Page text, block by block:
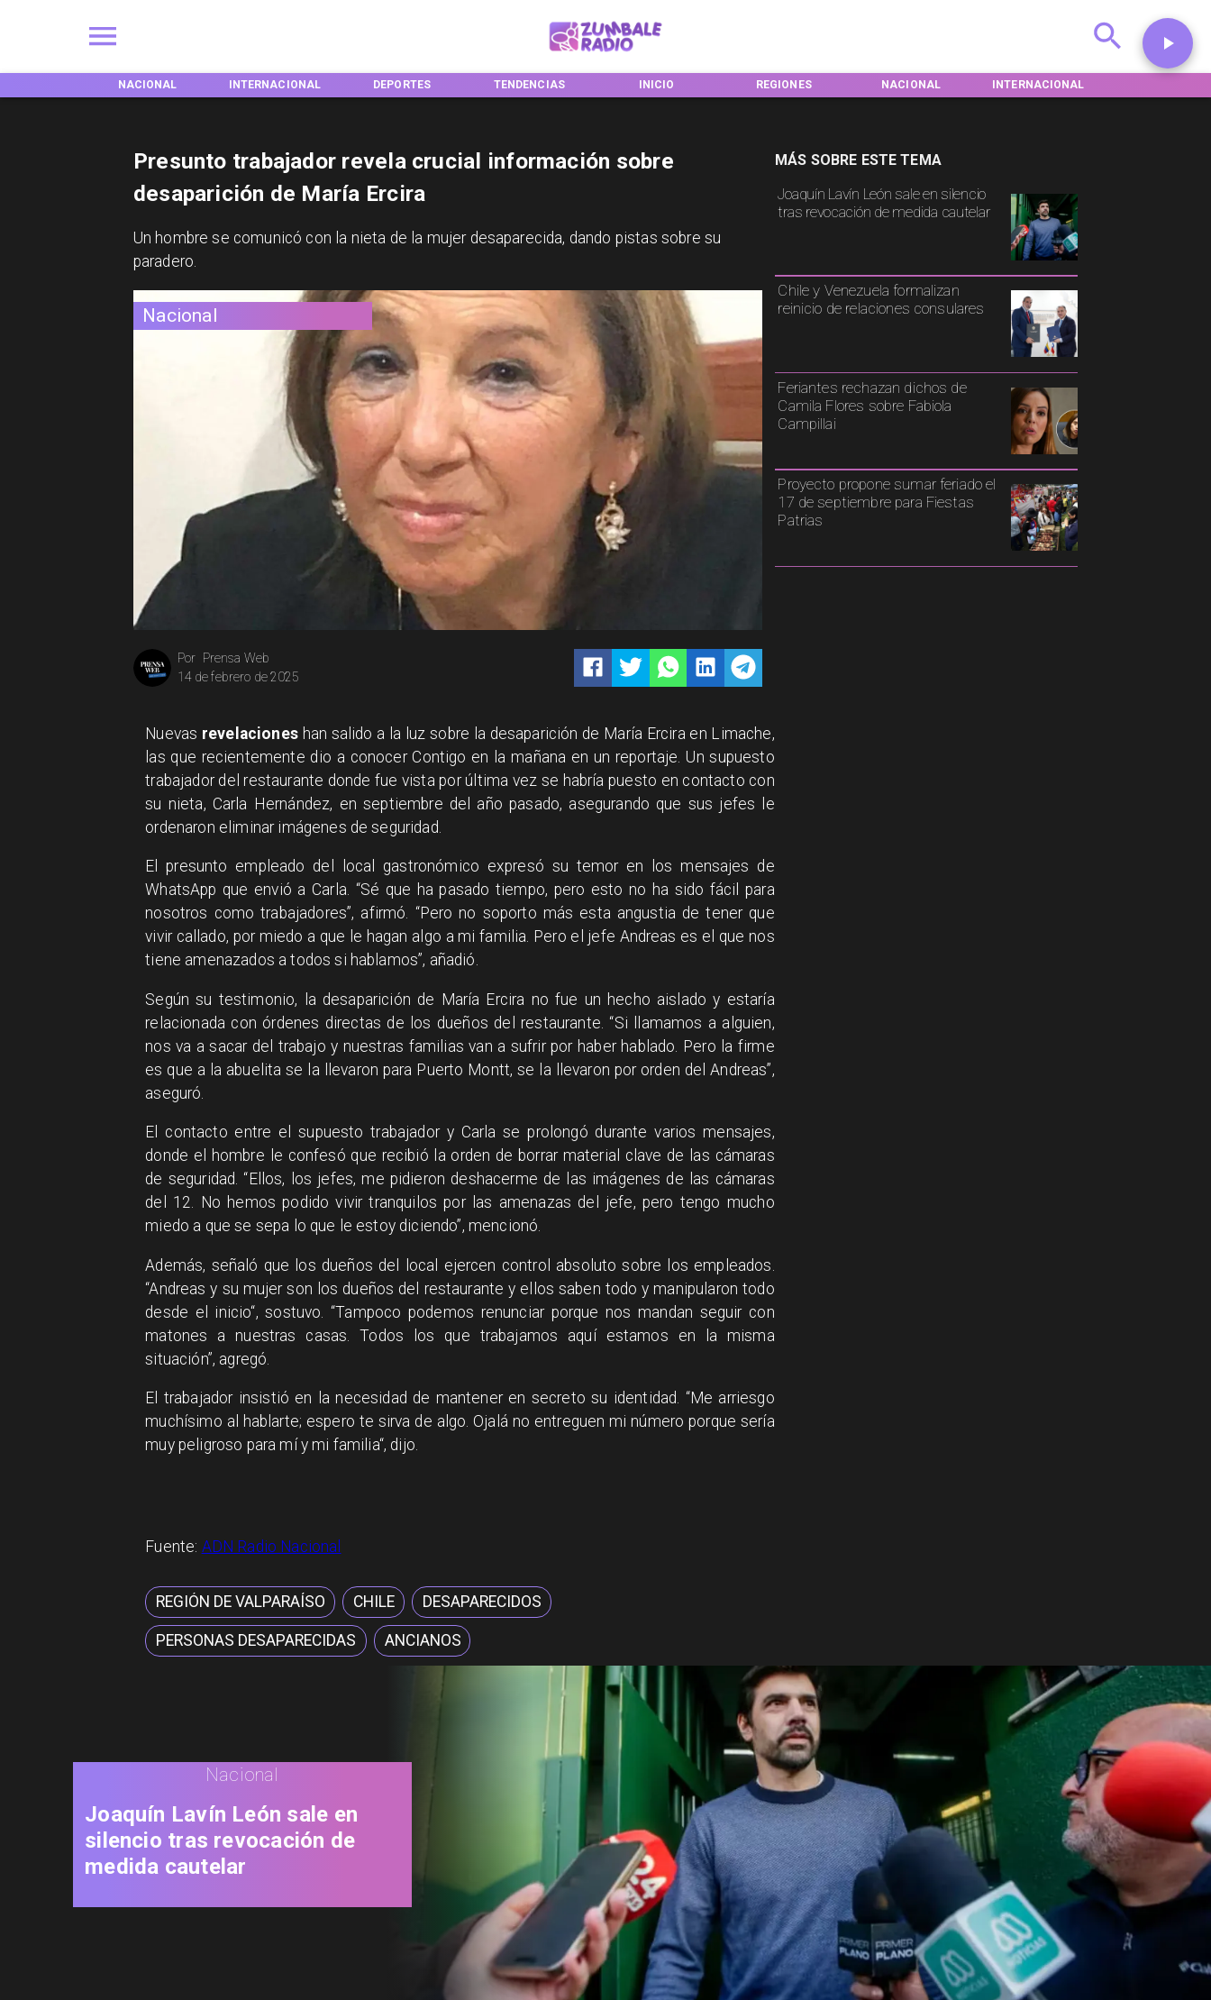
NACIONAL INTERNACIONAL DEPORTES TENDENCIAS INICIO REGIONES NACIONAL INTERNACIONAL
Nacional
Prensa Web
Por
14 de febrero de 2025
Joaquín Lavín León sale en silencio
tras revocación de medida cautelar
Chile y Venezuela formalizan
reinicio de relaciones consulares
Feriantes rechazan dichos de
Camila Flores sobre Fabiola
Campillai
Proyecto propone sumar feriado el
17 de septiembre para Fiestas
Patrias
MÁS SOBRE ESTE TEMA
Presunto trabajador revela crucial información sobre
desaparición de María Ercira
Un hombre se comunicó con la nieta de la mujer desaparecida, dando pistas sobre su
paradero.
Nuevas revelacioneshan salido a la luz sobre la desaparición de María Ercira en Limache,
las que recientemente dio a conocer Contigo en la mañana en un reportaje. Un supuesto
trabajador del restaurante donde fue vista por última vez se habría puesto en contacto con
su nieta, Carla Hernández, en septiembre del año pasado, asegurando que sus jefes le
ordenaron eliminar imágenes de seguridad.
El presunto empleado del local gastronómico expresó su temor en los mensajes de
WhatsApp que envió a Carla. “Sé que ha pasado tiempo, pero esto no ha sido fácil para
nosotros como trabajadores”, afirmó. “Pero no soporto más esta angustia de tener que
vivir callado, por miedo a que le hagan algo a mi familia. Pero el jefe Andreas es el que nos
tiene amenazados a todos si hablamos”, añadió.
Según su testimonio, la desaparición de María Ercira no fue un hecho aislado y estaría
relacionada con órdenes directas de los dueños del restaurante. “Si llamamos a alguien,
nos va a sacar del trabajo y nuestras familias van a sufrir por haber hablado. Pero la firme
es que a la abuelita se la llevaron para Puerto Montt, se la llevaron por orden del Andreas”,
aseguró.
El contacto entre el supuesto trabajador y Carla se prolongó durante varios mensajes,
donde el hombre le confesó que recibió la orden de borrar material clave de las cámaras
de seguridad. “Ellos, los jefes, me pidieron deshacerme de las imágenes de las cámaras
del 12. No hemos podido vivir tranquilos por las amenazas del jefe, pero tengo mucho
miedo a que se sepa lo que le estoy diciendo”, mencionó.
Además, señaló que los dueños del local ejercen control absoluto sobre los empleados.
“Andreas y su mujer son los dueños del restaurante y ellos saben todo y manipularon todo
desde el inicio“, sostuvo. “Tampoco podemos renunciar porque nos mandan seguir con
matones a nuestras casas. Todos los que trabajamos aquí estamos en la misma
situación”, agregó.
El trabajador insistió en la necesidad de mantener en secreto su identidad. “Me arriesgo
muchísimo al hablarte; espero te sirva de algo. Ojalá no entreguen mi número porque sería
muy peligroso para mí y mi familia“, dijo.
Fuente: ADN Radio Nacional
REGIÓN DE VALPARAÍSO CHILE DESAPARECIDOS
PERSONAS DESAPARECIDAS ANCIANOS
Nacional
Joaquín Lavín León sale en
silencio tras revocación de
medida cautelar